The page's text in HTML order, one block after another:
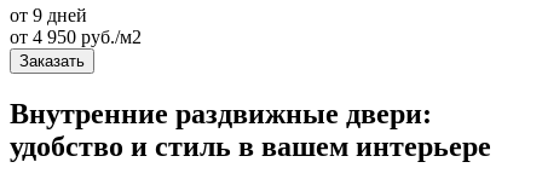
от 9 дней
от 4 950 руб./м2
Заказать
Внутренние раздвижные двери:
удобство и стиль в вашем интерьере